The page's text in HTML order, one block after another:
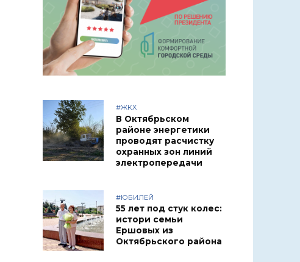
#ЖКХ
В Октябрьском
районе энергетики
проводят расчистку
охранных зон линий
электропередачи
#ЮБИЛЕЙ
55 лет под стук колес:
истори семьи
Ершовых из
Октябрьского района